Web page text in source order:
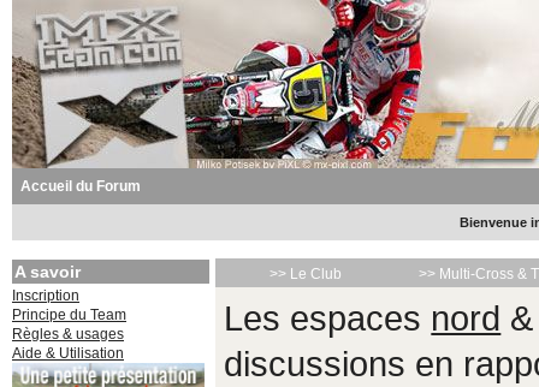
Accueil du Forum
Bienvenue
A savoir
Inscription
Principe du Team
Règles & usages
Aide & Utilisation
>> Le Club >> Multi-Cross &
Les espaces nord
discussions en